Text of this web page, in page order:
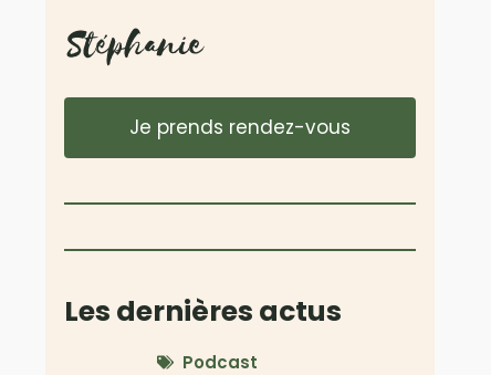
Je prends rendez-vous
Les dernières actus
Podcast